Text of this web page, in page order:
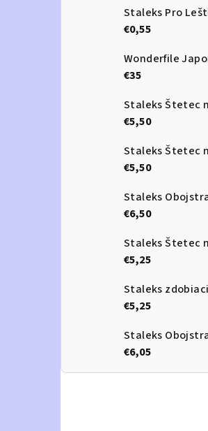
€0,55
Wonderfile
€35
Staleks Štetec
€5,50
Staleks Štetec
€5,50
€6,50
Staleks Štetec
€5,25
Staleks
€5,25
€6,05